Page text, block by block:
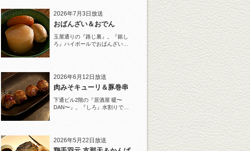
2026年7月3日放送
おばんざい＆おでん
玉屋通りの『路じ裏』。『銀し
ろ』ハイボールでおばんざいと
2026年6月12日放送
肉みそキューリ＆豚巻串
下通ビル2階の『居酒屋 暖〜
DAN〜』。『しろ』水割りで夏
2026年5月22日放送